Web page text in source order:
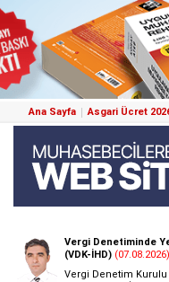
Ana Sayfa Asgari Ücret